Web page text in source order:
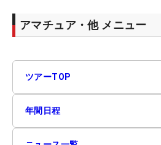
アマチュア・他 メニュー
ツアーTOP
年間日程